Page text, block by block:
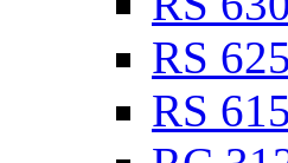
RS
RS